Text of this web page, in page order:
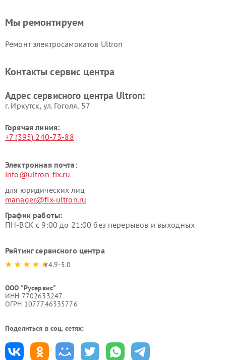
Мы ремонтируем
Ремонт электросамокатов Ultron
Контакты сервис центра
Адрес сервисного центра Ultron:
г. Иркутск, ул. ​Гоголя, 57
Горячая линия:
+7 (395) 240-73-88
Электронная почта:
info@ultron-fix.ru
для юридических лиц
manager@fix-ultron.ru
График работы:
ПН-ВСК с 9:00 до 21:00 без перерывов и выходных
Рейтинг сервисного центра
4.9-5.0
ООО "Русервис"
ИНН 7702633247
ОГРН 1077746335776
Поделиться в соц. сетях: